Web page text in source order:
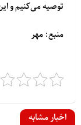
توصیه می‌کنیم و
منبع: مهر
اخبار مشابه